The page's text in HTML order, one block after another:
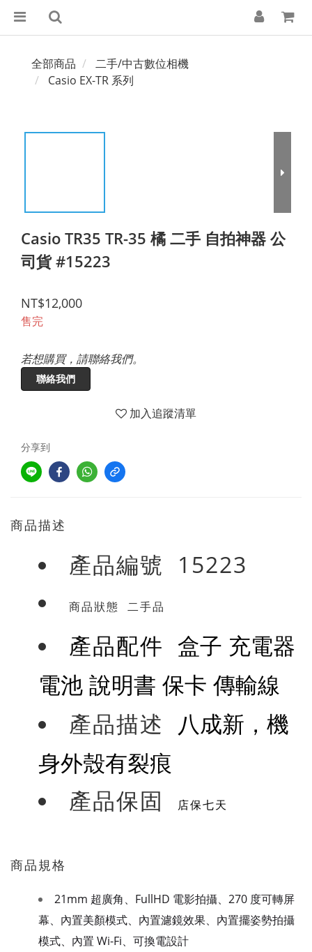
全部商品
二手/中古數位相機
Casio EX-TR 系列
Casio TR35 TR-35 橘 二手 自拍神器 公
司貨 #15223
NT$12,000
售完
若想購買，請聯絡我們。
聯絡我們
加入追蹤清單
分享到
商品描述
產品編號 15223
商品狀態 二手品
產品配件 盒子 充電器
電池 說明書 保卡 傳輸線
產品描述 八成新，機
身外殼有裂痕
產品保固 店保七天
商品規格
21mm 超廣角、FullHD 電影拍攝、270 度可轉屏
幕、內置美顏模式、內置濾鏡效果、內置擺姿勢拍攝
模式、內置 Wi-Fi、可換電設計